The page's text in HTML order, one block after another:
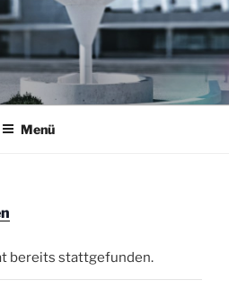
E.V.
Darmstadt
Menü
bereits stattgefunden.